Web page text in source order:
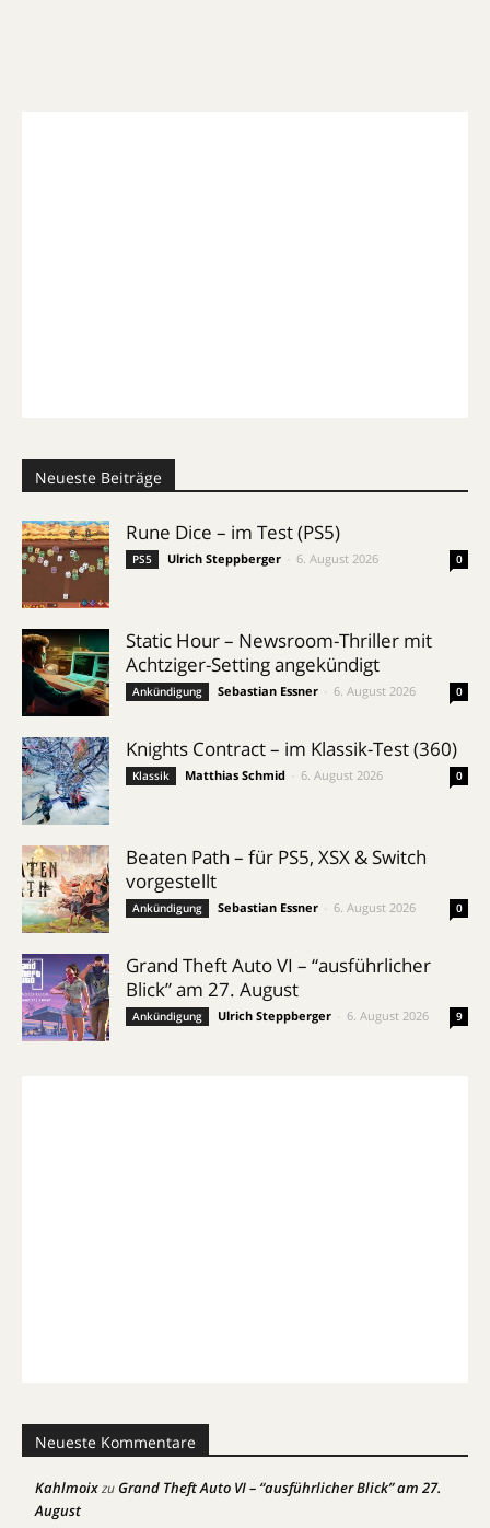
Neueste Beiträge
Rune Dice – im Test (PS5)
PS5 Ulrich Steppberger 6. August 2026 0
Static Hour – Newsroom-Thriller mit
Achtziger-Setting angekündigt
Ankündigung Sebastian Essner 6. August 2026 0
Knights Contract – im Klassik-Test (360)
Klassik Matthias Schmid 6. August 2026 0
Beaten Path – für PS5, XSX & Switch
vorgestellt
Ankündigung Sebastian Essner 6. August 2026 0
Grand Theft Auto VI – “ausführlicher
Blick” am 27. August
Ankündigung Ulrich Steppberger 6. August 2026 9
Neueste Kommentare
KahlmoixzuGrand Theft Auto VI – “ausführlicher Blick” am 27.
August